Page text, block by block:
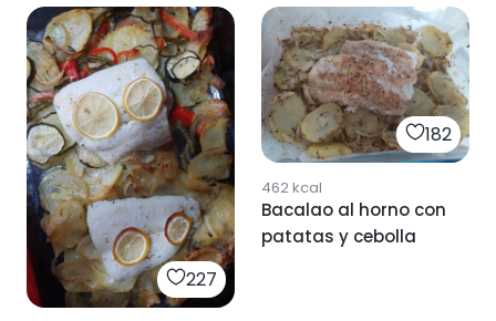
227
182
462kcal
Bacalao al horno con
patatas y cebolla